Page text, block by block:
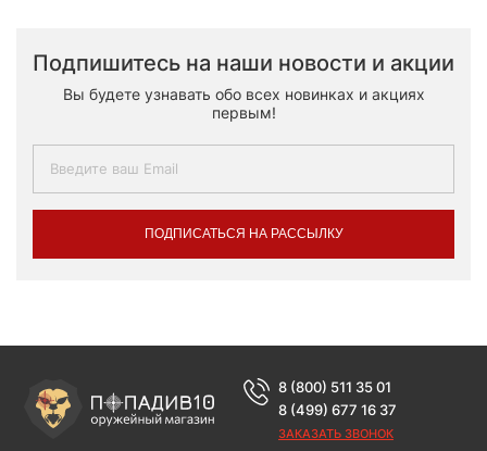
Подпишитесь на наши новости и акции
Вы будете узнавать обо всех новинках и акциях
первым!
ПОДПИСАТЬСЯ НА РАССЫЛКУ
8 (800) 511 35 01
8 (499) 677 16 37
ЗАКАЗАТЬ ЗВОНОК